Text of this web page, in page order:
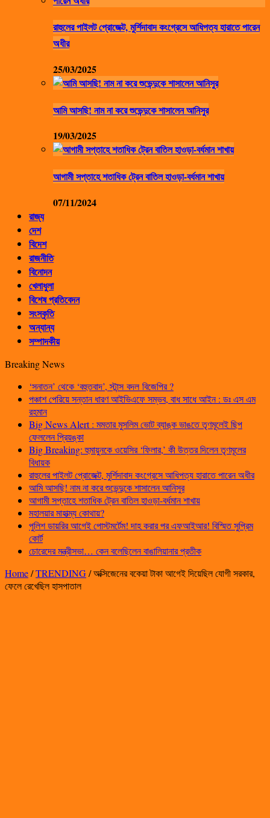
রাহুলের পাইলট প্রোজেক্ট, মুর্শিদাবাদ কংগ্রেসে আধিপত্য হারাতে পারেন
অধীর
25/03/2025
আমি আসছি! নাম না করে শুভেন্দুকে শাসালেন আনিসুর
19/03/2025
আগামী সপ্তাহে শতাধিক ট্রেন বাতিল হাওড়া-বর্ধমান শাখায়
07/11/2024
রাজ্য
দেশ
বিদেশ
রাজনীতি
বিনোদন
খেলাধুলা
বিশেষ প্রতিবেদন
সংস্কৃতি
অন্যান্য
সম্পাদকীয়
Breaking News
‘সনাতন’ থেকে ‘বহুতবাদ’, স্টান্স বদল বিজেপির ?
পঞ্চাশ পেরিয়ে সন্তান ধারণ আইভিএফে সম্ভব, বাধ সাধে আইন : ডঃ এস এম
রহমান
Big News Alert : মমতার মুসলিম ভোট ব্যাঙ্ক ভাঙতে তৃণমূলেই ছিপ
ফেললেন প্রিয়ঙ্কা
Big Breaking: হুমায়ুনকে ওয়েসির ‘ফিলার,’ কী উত্তর দিলেন তৃণমূলের
বিধায়ক
রাহুলের পাইলট প্রোজেক্ট, মুর্শিদাবাদ কংগ্রেসে আধিপত্য হারাতে পারেন অধীর
আমি আসছি! নাম না করে শুভেন্দুকে শাসালেন আনিসুর
আগামী সপ্তাহে শতাধিক ট্রেন বাতিল হাওড়া-বর্ধমান শাখায়
মহালয়ার মাহাত্ম্য কোথায়?
পুলিশ ডায়রির আগেই পোস্টমর্টেম! দাহ করার পর এফআইআর! বিস্মিত সুপ্রিম
কোর্ট
চোরেদের মন্ত্রীসভা… কেন বলেছিলেন বাঙালিয়ানার প্রতীক
Home/TRENDING/অক্সিজেনের বকেয়া টাকা আগেই দিয়েছিল যোগী সরকার,
ফেলে রেখেছিল হাসপাতাল